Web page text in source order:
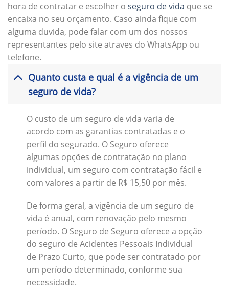
hora de contratar e escolher o seguro de vida que se
encaixa no seu orçamento. Caso ainda fique com
alguma duvida, pode falar com um dos nossos
representantes pelo site atraves do WhatsApp ou
telefone.
Quanto custa e qual é a vigência de um
seguro de vida?
O custo de um seguro de vida varia de
acordo com as garantias contratadas e o
perfil do segurado. O Seguro oferece
algumas opções de contratação no plano
individual, um seguro com contratação fácil e
com valores a partir de R$ 15,50 por mês.
De forma geral, a vigência de um seguro de
vida é anual, com renovação pelo mesmo
período. O Seguro de Seguro oferece a opção
do seguro de Acidentes Pessoais Individual
de Prazo Curto, que pode ser contratado por
um período determinado, conforme sua
necessidade.